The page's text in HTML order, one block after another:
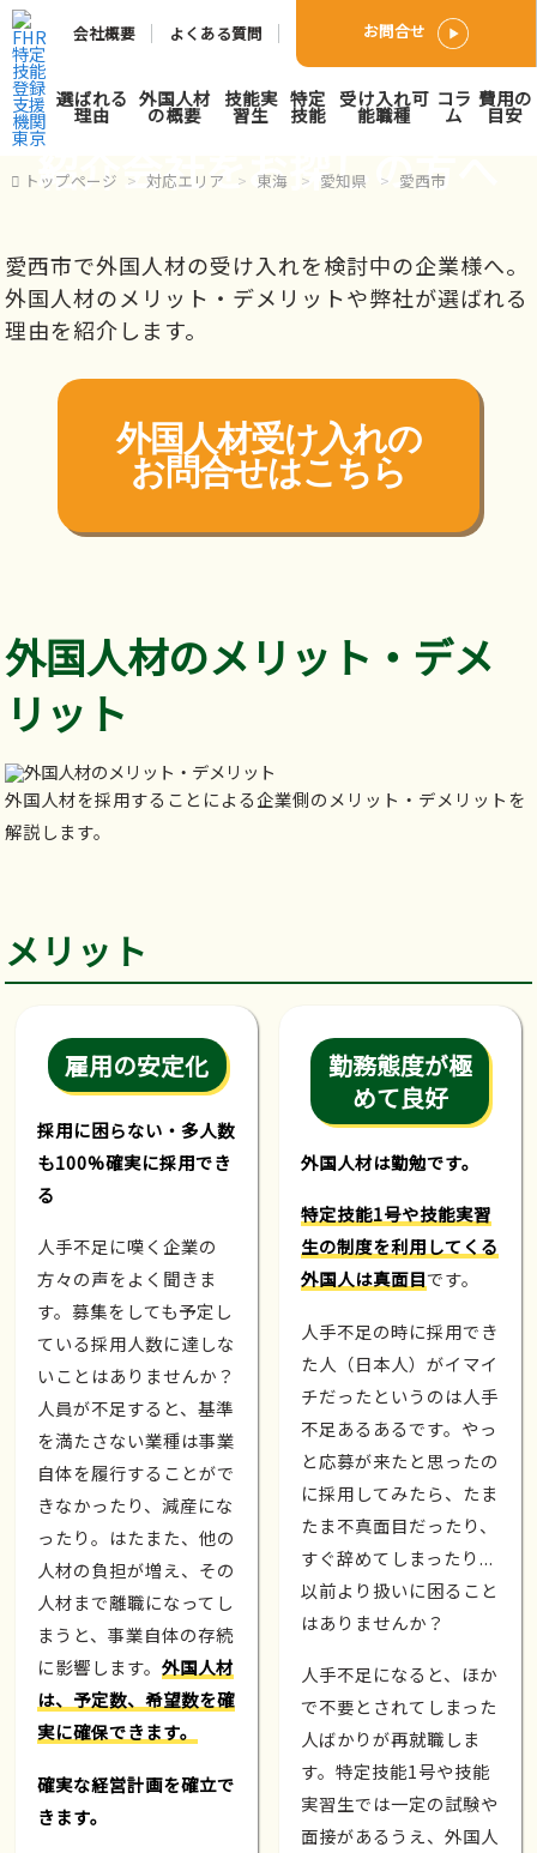
会社概要 よくある質問 お問合せ
選ばれる
理由
外国人材
の概要
技能実
習生
特定
技能
受け入れ可
能職種
コラ
ム
費用の
目安
愛西市で外国人人材派遣･
紹介会社をお探しの方へ
トップページ 対応エリア 東海 愛知県 愛西市
愛西市で外国人材の受け入れを検討中の企業様へ。
外国人材のメリット・デメリットや弊社が選ばれる
理由を紹介します。
外国人材受け入れの
お問合せはこちら
外国人材のメリット・デメ
リット
外国人材を採用することによる企業側のメリット・デメリットを
解説します。
メリット
雇用の安定化
採用に困らない・多人数
も100%確実に採用でき
る
人手不足に嘆く企業の
方々の声をよく聞きま
す。募集をしても予定し
ている採用人数に達しな
いことはありませんか？
人員が不足すると、基準
を満たさない業種は事業
自体を履行することがで
きなかったり、減産にな
ったり。はたまた、他の
人材の負担が増え、その
人材まで離職になってし
まうと、事業自体の存続
に影響します。外国人材
は、予定数、希望数を確
実に確保できます。
確実な経営計画を確立で
きます。
勤務態度が極
めて良好
外国人材は勤勉です。
特定技能1号や技能実習
生の制度を利用してくる
外国人は真面目です。
人手不足の時に採用でき
た人（日本人）がイマイ
チだったというのは人手
不足あるあるです。やっ
と応募が来たと思ったの
に採用してみたら、たま
たま不真面目だったり、
すぐ辞めてしまったり...
以前より扱いに困ること
はありませんか？
人手不足になると、ほか
で不要とされてしまった
人ばかりが再就職しま
す。特定技能1号や技能
実習生では一定の試験や
面接があるうえ、外国人